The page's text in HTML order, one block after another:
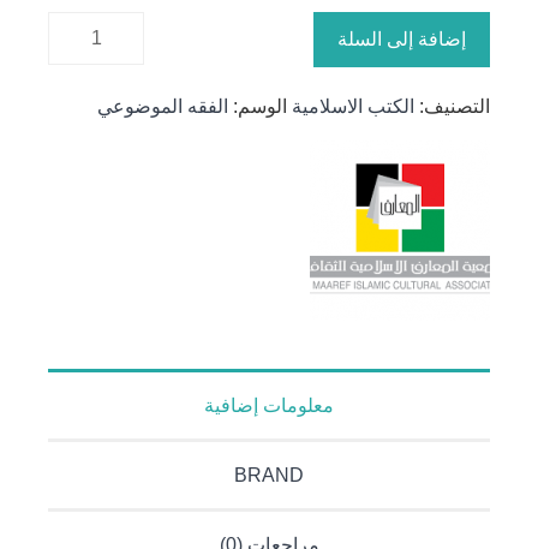
كمية فقه
إضافة إلى السلة
التصنيف: الكتب الاسلامية الوسم: الفقه الموضوعي
معلومات إضافية
BRAND
مراجعات (0)